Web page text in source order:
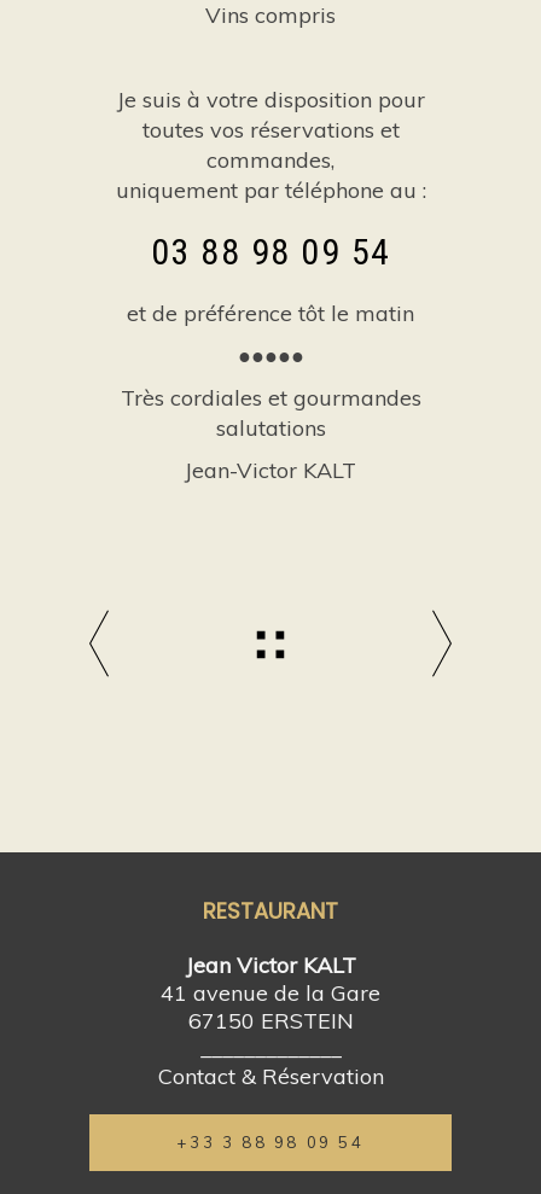
Vins compris
Je suis à votre disposition pour
toutes vos réservations et
commandes,
uniquement par téléphone au :
03 88 98 09 54
et de préférence tôt le matin
●●●●●
Très cordiales et gourmandes
salutations
Jean-Victor KALT
RESTAURANT
Jean Victor KALT
41 avenue de la Gare
67150 ERSTEIN
Contact & Réservation
+33 3 88 98 09 54